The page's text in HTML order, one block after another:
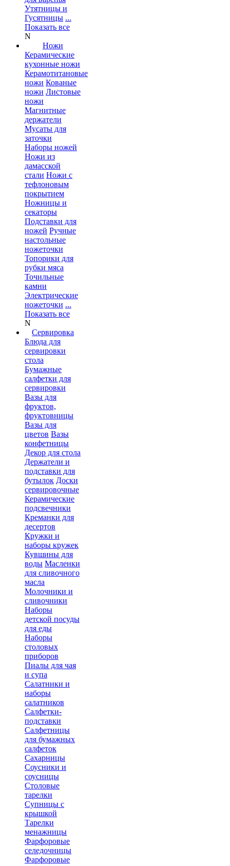
Утятницы и
Гусятницы ...
Показать все
N
Ножи
Керамические
кухонные ножи
Керамотитановые
ножи Кованые
ножи Листовые
ножи
Магнитные
держатели
Мусаты для
заточки
Наборы ножей
Ножи из
дамасской
стали Ножи с
тефлоновым
покрытием
Ножницы и
секаторы
Подставки для
ножей Ручные
настольные
ножеточки
Топорики для
рубки мяса
Точильные
камни
Электрические
ножеточки ...
Показать все
N
Сервировка
Блюда для
сервировки
стола
Бумажные
салфетки для
сервировки
Вазы для
фруктов,
фруктовницы
Вазы для
цветов Вазы
конфетницы
Декор для стола
Держатели и
подставки для
бутылок Доски
сервировочные
Керамические
подсвечники
Креманки для
десертов
Кружки и
наборы кружек
Кувшины для
воды Масленки
для сливочного
масла
Молочники и
сливочники
Наборы
детской посуды
для еды
Наборы
столовых
приборов
Пиалы для чая
и супа
Салатники и
наборы
салатников
Салфетки-
подставки
Салфетницы
для бумажных
салфеток
Сахарницы
Соусники и
соусницы
Столовые
тарелки
Супницы с
крышкой
Тарелки
менажницы
Фарфоровые
селедочницы
Фарфоровые